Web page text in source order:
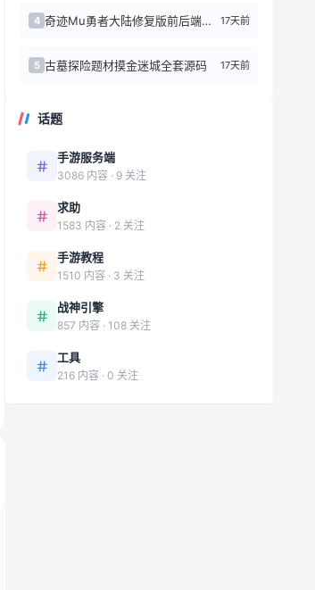
4 奇迹Mu勇者大陆修复版前后端源代码+Linux手工端 17天前
5 古墓探险题材摸金迷城全套源码 17天前
话题
手游服务端
3086 内容 · 9 关注
求助
1583 内容 · 2 关注
手游教程
1510 内容 · 3 关注
战神引擎
857 内容 · 108 关注
工具
216 内容 · 0 关注